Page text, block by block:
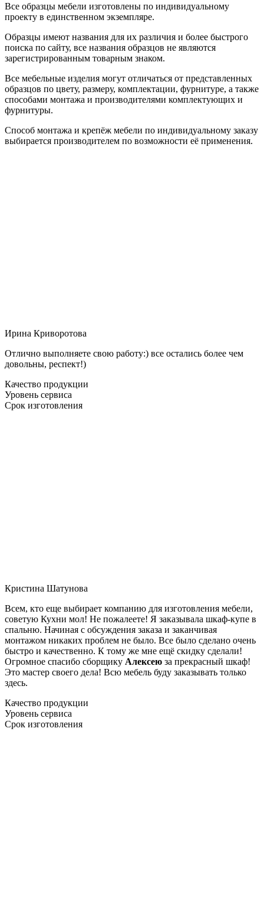
Все образцы мебели изготовлены по индивидуальному
проекту в единственном экземпляре.
Образцы имеют названия для их различия и более быстрого
поиска по сайту, все названия образцов не являются
зарегистрированным товарным знаком.
Все мебельные изделия могут отличаться от представленных
образцов по цвету, размеру, комплектации, фурнитуре, а также
способами монтажа и производителями комплектующих и
фурнитуры.
Способ монтажа и крепёж мебели по индивидуальному заказу
выбирается производителем по возможности её применения.
Ирина Криворотова
Отлично выполняете свою работу:) все остались более чем
довольны, респект!)
Качество продукции
Уровень сервиса
Срок изготовления
Кристина Шатунова
Всем, кто еще выбирает компанию для изготовления мебели,
советую Кухни мол! Не пожалеете! Я заказывала шкаф-купе в
спальню. Начиная с обсуждения заказа и заканчивая
монтажом никаких проблем не было. Все было сделано очень
быстро и качественно. К тому же мне ещё скидку сделали!
Огромное спасибо сборщику Алексею за прекрасный шкаф!
Это мастер своего дела! Всю мебель буду заказывать только
здесь.
Качество продукции
Уровень сервиса
Срок изготовления